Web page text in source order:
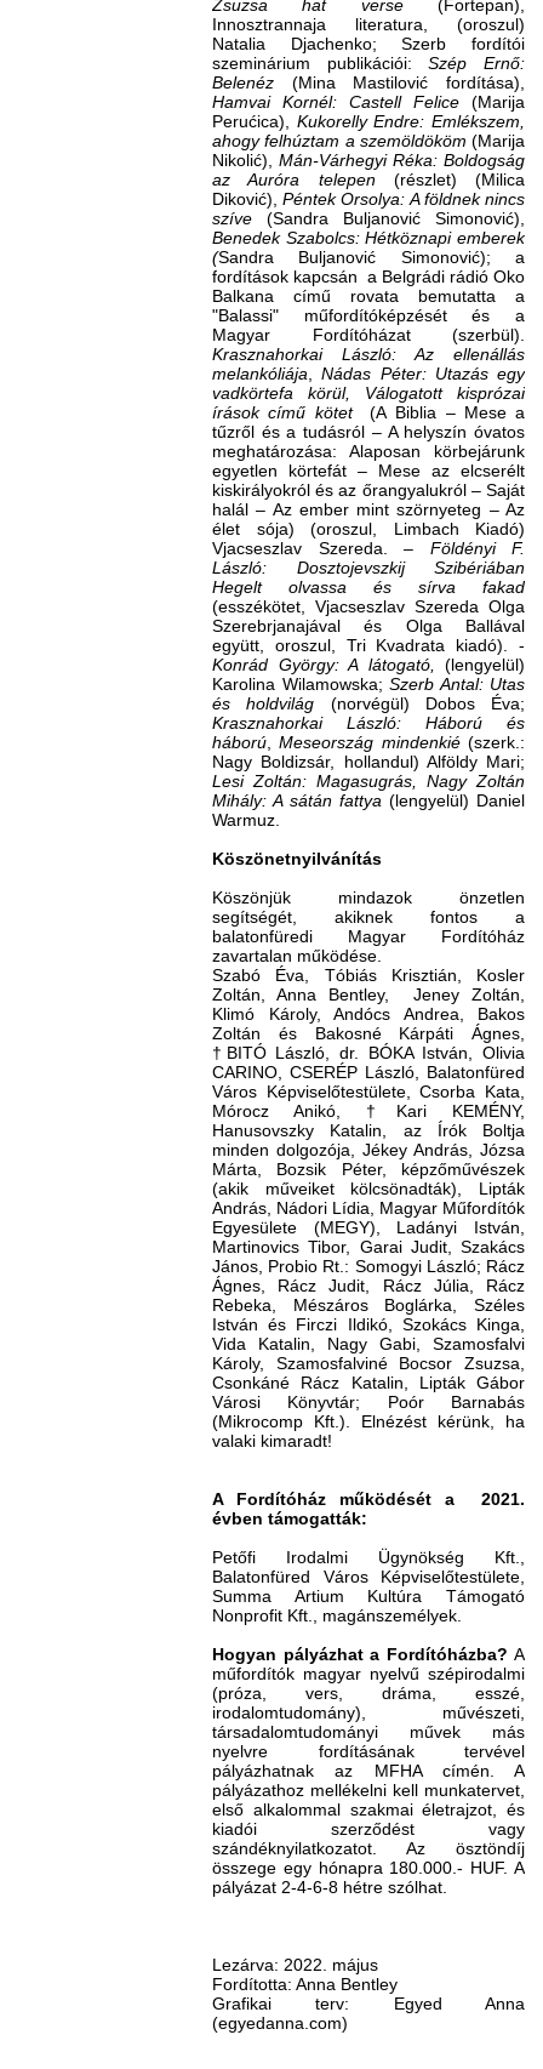
Zsuzsa hat verse(Fortepan),
Innosztrannaja literatura, (oroszul)
Natalia Djachenko; Szerb fordítói
szeminárium publikációi:Szép Ernő:
Belenéz (Mina Mastilović fordítása),
Hamvai Kornél: Castell Felice (Marija
Perućica), Kukorelly Endre: Emlékszem,
ahogy felhúztam a szemöldököm (Marija
Nikolić), Mán-Várhegyi Réka: Boldogság
az Auróra telepen(részlet) (Milica
Diković),Péntek Orsolya: A földnek nincs
szíve (Sandra Buljanović Simonović),
Benedek Szabolcs: Hétköznapi emberek
(Sandra Buljanović Simonović); a
fordítások kapcsán a Belgrádi rádió Oko
Balkana című rovata bemutatta a
"Balassi" műfordítóképzését és a
Magyar Fordítóházat (szerbül).
Krasznahorkai László: Az ellenállás
melankóliája ,Nádas Péter: Utazás egy
vadkörtefa körül, Válogatott kisprózai
írások című kötet (A Biblia – Mese a
tűzről és a tudásról – A helyszín óvatos
meghatározása: Alaposan körbejárunk
egyetlen körtefát – Mese az elcserélt
kiskirályokról és az őrangyalukról – Saját
halál – Az ember mint szörnyeteg – Az
élet sója) (oroszul, Limbach Kiadó)
Vjacseszlav Szereda. – Földényi F.
László: Dosztojevszkij Szibériában
Hegelt olvassa és sírva fakad
(esszékötet, Vjacseszlav Szereda Olga
Szerebrjanajával és Olga Ballával
együtt, oroszul, Tri Kvadrata kiadó). -
Konrád György: A látogató, (lengyelül)
Karolina Wilamowska; Szerb Antal: Utas
és holdvilág (norvégül) Dobos Éva;
Krasznahorkai László: Háború és
háború ,Meseország mindenkié(szerk.:
Nagy Boldizsár, hollandul) Alföldy Mari;
Lesi Zoltán: Magasugrás, Nagy Zoltán
Mihály: A sátán fattya (lengyelül) Daniel
Warmuz.
Köszönetnyilvánítás
Köszönjük mindazok önzetlen
segítségét, akiknek fontos a
balatonfüredi Magyar Fordítóház
zavartalan működése.
Szabó Éva, Tóbiás Krisztián, Kosler
Zoltán, Anna Bentley, Jeney Zoltán,
Klimó Károly, Andócs Andrea, Bakos
Zoltán és Bakosné Kárpáti Ágnes,
†BITÓ László, dr. BÓKA István, Olivia
CARINO, CSERÉP László, Balatonfüred
Város Képviselőtestülete, Csorba Kata,
Mórocz Anikó, †Kari KEMÉNY,
Hanusovszky Katalin, az Írók Boltja
minden dolgozója, Jékey András, Józsa
Márta, Bozsik Péter, képzőművészek
(akik műveiket kölcsönadták), Lipták
András, Nádori Lídia, Magyar Műfordítók
Egyesülete (MEGY), Ladányi István,
Martinovics Tibor, Garai Judit, Szakács
János, Probio Rt.: Somogyi László; Rácz
Ágnes, Rácz Judit, Rácz Júlia, Rácz
Rebeka, Mészáros Boglárka, Széles
István és Firczi Ildikó, Szokács Kinga,
Vida Katalin, Nagy Gabi, Szamosfalvi
Károly, Szamosfalviné Bocsor Zsuzsa,
Csonkáné Rácz Katalin, Lipták Gábor
Városi Könyvtár; Poór Barnabás
(Mikrocomp Kft.). Elnézést kérünk, ha
valaki kimaradt!
A Fordítóház működését a 2021.
évben támogatták:
Petőfi Irodalmi Ügynökség Kft.,
Balatonfüred Város Képviselőtestülete,
Summa Artium Kultúra Támogató
Nonprofit Kft., magánszemélyek.
Hogyan pályázhat a Fordítóházba? A
műfordítók magyar nyelvű szépirodalmi
(próza, vers, dráma, esszé,
irodalomtudomány), művészeti,
társadalomtudományi művek más
nyelvre fordításának tervével
pályázhatnak az MFHA címén. A
pályázathoz mellékelni kell munkatervet,
első alkalommal szakmai életrajzot, és
kiadói szerződést vagy
szándéknyilatkozatot. Az ösztöndíj
összege egy hónapra 180.000.- HUF. A
pályázat 2-4-6-8 hétre szólhat.
Lezárva: 2022. május
Fordította: Anna Bentley
Grafikai terv: Egyed Anna
(egyedanna.com)